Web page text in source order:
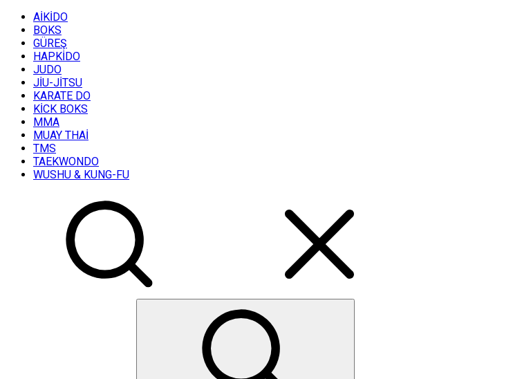
AİKİDO
BOKS
GÜREŞ
HAPKİDO
JUDO
JİU-JİTSU
KARATE DO
KİCK BOKS
MMA
MUAY THAİ
TMS
TAEKWONDO
WUSHU & KUNG-FU